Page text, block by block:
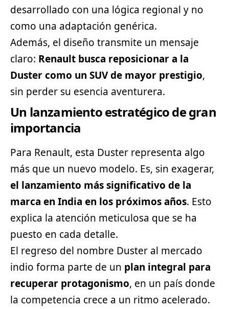
desarrollado con una lógica regional y no
como una adaptación genérica.
Además, el diseño transmite un mensaje
claro: Renault busca reposicionar a la
Duster como un SUV de mayor prestigio,
sin perder su esencia aventurera.
Un lanzamiento estratégico de gran
importancia
Para Renault, esta Duster representa algo
más que un nuevo modelo. Es, sin exagerar,
el lanzamiento más significativo de la
marca en India en los próximos años. Esto
explica la atención meticulosa que se ha
puesto en cada detalle.
El regreso del nombre Duster al mercado
indio forma parte de un plan integral para
recuperar protagonismo, en un país donde
la competencia crece a un ritmo acelerado.